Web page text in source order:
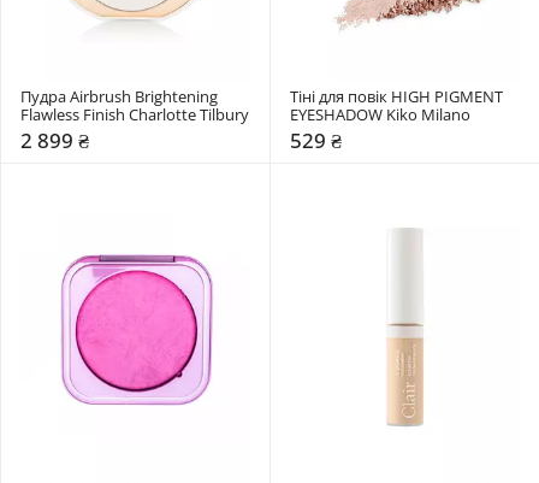
Пудра Airbrush Brightening
Flawless Finish Charlotte Tilbury
2 899 ₴
Тіні для повік HIGH PIGMENT
EYESHADOW Kiko Milano
529 ₴